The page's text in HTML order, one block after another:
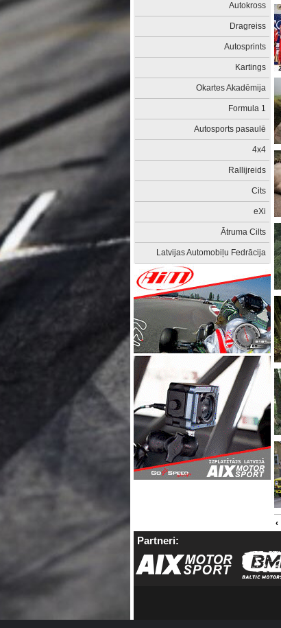
Autokross
Dragreiss
Autosprints
Kartings
Okartes Akadēmija
Formula 1
Autosports pasaulē
4x4
Rallijreids
Cits
eXi
Ātruma Cilts
Latvijas Automobiļu Fedrācija
‹
Partneri: